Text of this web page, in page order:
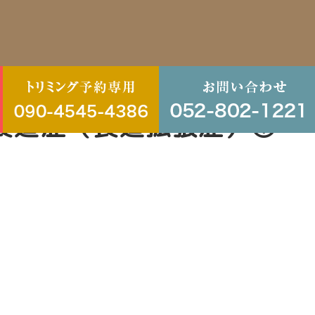
道症（食道拡張症）①